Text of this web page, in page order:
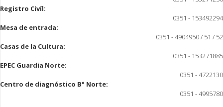
Registro Civíl:
0351 - 153492294
Mesa de entrada:
0351 - 4904950 / 51 / 52
Casas de la Cultura:
0351 - 153271885
EPEC Guardia Norte:
0351 - 4722130
Centro de diagnóstico B° Norte:
0351 - 4995780